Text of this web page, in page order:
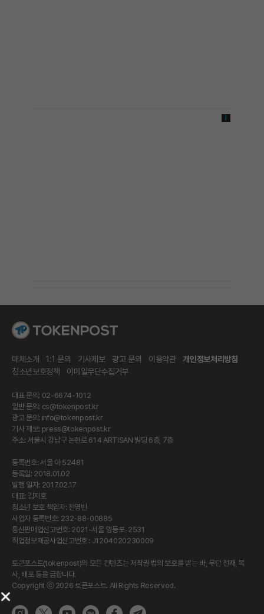
매체소개 1:1 문의 기사제보 광고 문의 이용약관
개인정보처리방침
청소년보호정책
이메일무단수집거부
대표 문의: 02-6674-1012
일반 문의: cs@tokenpost.kr
광고 문의: info@tokenpost.kr
기사 제보: press@tokenpost.kr
주소: 서울시 강남구 논현로 614 ARTISAN 빌딩 6층, 7층
등록번호: 서울 아 52481
등록일: 2018.01.02
발행 일자: 2017.02.17
대표: 김지호
청소년 보호 책임자: 전영빈
사업자 등록번호: 232-88-00885
통신판매업신고번호: 2021-서울 영등포-2531
직업정보제공사업신고번호 : J1204020230009
토큰포스트(tokenpost)의 모든 컨텐츠는 저작권 법의 보호를 받는 바, 무단 전재, 복
사, 배포 등을 금합니다.
Copyright ⓒ 2026 토큰포스트. All Rights Reserved.